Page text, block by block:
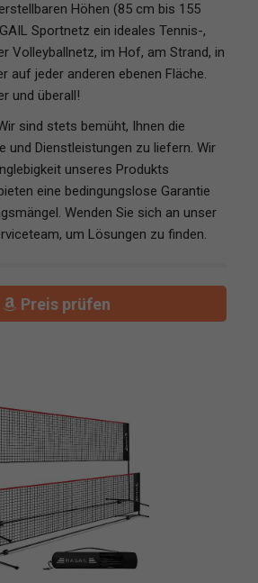
Höhen (85 cm bis 155
Sportnetz ein ideales Tennis-,
Volleyballnetz, im Hof, am Strand, in
auf jeder anderen ebenen Fläche.
und überall!
sind stets bemüht, Ihnen die
und Dienstleistungen zu liefern. Wir
unseres Produkts
eine bedingungslose Garantie
Wenden Sie sich an unser
um Lösungen zu finden.
Preis prüfen